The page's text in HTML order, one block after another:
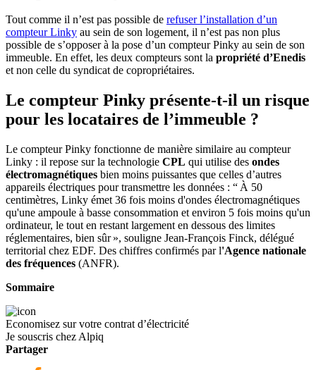
Tout comme il n’est pas possible de refuser l’installation d’un
compteur Linky au sein de son logement, il n’est pas non plus
possible de s’opposer à la pose d’un compteur Pinky au sein de son
immeuble. En effet, les deux compteurs sont la propriété d’Enedis
et non celle du syndicat de copropriétaires.
Le compteur Pinky présente-t-il un risque
pour les locataires de l’immeuble ?
Le compteur Pinky fonctionne de manière similaire au compteur
Linky : il repose sur la technologie CPL qui utilise des ondes
électromagnétiques bien moins puissantes que celles d’autres
appareils électriques pour transmettre les données : “ À 50
centimètres, Linky émet 36 fois moins d'ondes électromagnétiques
qu'une ampoule à basse consommation et environ 5 fois moins qu'un
ordinateur, le tout en restant largement en dessous des limites
réglementaires, bien sûr », souligne Jean-François Finck, délégué
territorial chez EDF. Des chiffres confirmés par l'Agence nationale
des fréquences (ANFR).
Sommaire
Economisez sur votre contrat d’électricité
Je souscris chez Alpiq
Partager